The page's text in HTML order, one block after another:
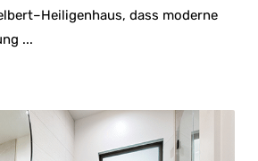
dass moderne
...